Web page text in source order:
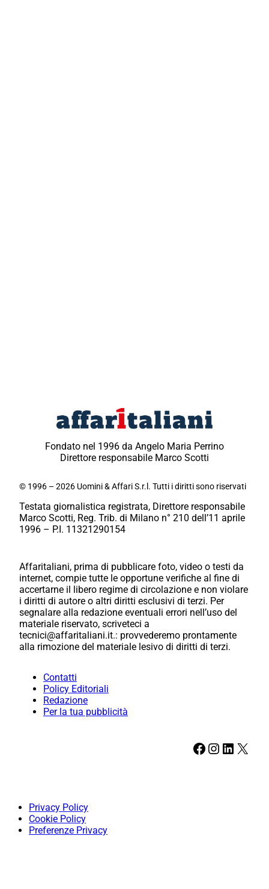
Fondato nel 1996 da Angelo Maria Perrino
Direttore responsabile Marco Scotti
© 1996 – 2026 Uomini & Affari S.r.l. Tutti i diritti sono riservati
Testata giornalistica registrata, Direttore responsabile
Marco Scotti, Reg. Trib. di Milano n° 210 dell’11 aprile
1996 – P.I. 11321290154
Affaritaliani, prima di pubblicare foto, video o testi da
internet, compie tutte le opportune verifiche al fine di
accertarne il libero regime di circolazione e non violare
i diritti di autore o altri diritti esclusivi di terzi. Per
segnalare alla redazione eventuali errori nell’uso del
materiale riservato, scriveteci a
tecnici@affaritaliani.it.: provvederemo prontamente
alla rimozione del materiale lesivo di diritti di terzi.
Contatti
Policy Editoriali
Redazione
Per la tua pubblicità
Facebook Instagram LinkedIn X
Privacy Policy
Cookie Policy
Preferenze Privacy